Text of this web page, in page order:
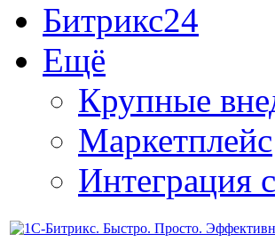
Битрикс24
Ещё
Крупные
Маркетплейс
Интеграция